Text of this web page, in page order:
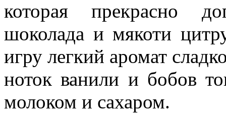
которая прекрасно
шоколада и мякоти
игру легкий аромат
ноток ванили и бобов
молоком и сахаром.